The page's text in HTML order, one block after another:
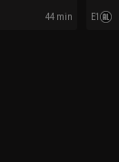
44 min E1